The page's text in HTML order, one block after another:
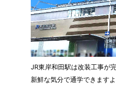
JR東岸和田駅は改装工事が
新鮮な気分で通学できますよ